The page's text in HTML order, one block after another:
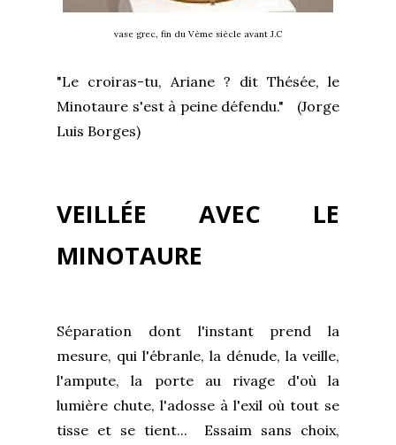
vase grec, fin du Vème siècle avant J.C
"Le croiras-tu, Ariane ? dit Thésée, le
Minotaure s'est à peine défendu." (Jorge
Luis Borges)
VEILLÉE AVEC LE
MINOTAURE
Séparation dont l'instant prend la
mesure, qui l'ébranle, la dénude, la veille,
l'ampute, la porte au rivage d'où la
lumière chute, l'adosse à l'exil où tout se
tisse et se tient... Essaim sans choix,